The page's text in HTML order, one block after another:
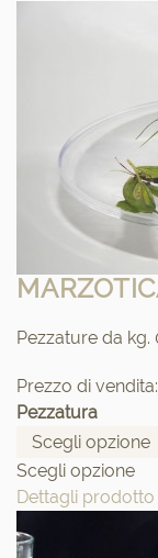
Pezzature da kg.
Prezzo di vendita:
Pezzatura
Scegli opzione
Dettagli prodotto